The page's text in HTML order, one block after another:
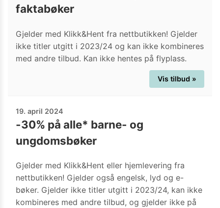
faktabøker
Gjelder med Klikk&Hent fra nettbutikken! Gjelder
ikke titler utgitt i 2023/24 og kan ikke kombineres
med andre tilbud. Kan ikke hentes på flyplass.
Vis tilbud »
19. april 2024
-30% på alle* barne- og
ungdomsbøker
Gjelder med Klikk&Hent eller hjemlevering fra
nettbutikken! Gjelder også engelsk, lyd og e-
bøker. Gjelder ikke titler utgitt i 2023/24, kan ikke
kombineres med andre tilbud, og gjelder ikke på